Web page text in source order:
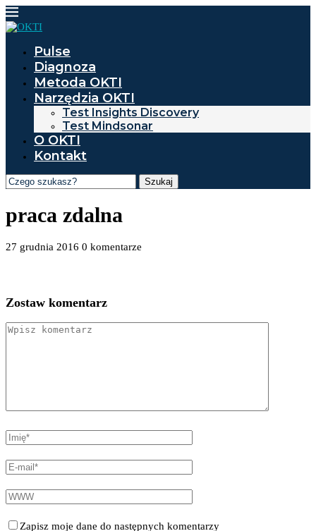
Pulse
Diagnoza
Metoda OKTI
Narzędzia OKTI
Test Insights Discovery
Test Mindsonar
O OKTI
Kontakt
Szukaj
praca zdalna
27 grudnia 2016 0 komentarze
Zostaw komentarz
Zapisz moje dane do następnych komentarzy